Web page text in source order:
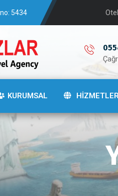
5434
KURUMSAL